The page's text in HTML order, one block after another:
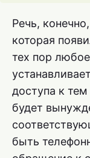
Речь,
которая
тех пор
доступа к
будет
быть